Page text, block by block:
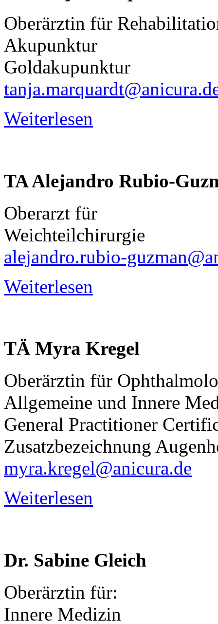
Oberärztin für
Akupunktur
Goldakupunktur
Weiterlesen
TAAlejandro Rubio-
Oberarzt für
Weichteilchirurgie
alejandro.rubio-
Weiterlesen
TÄ Myra Kregel
Oberärztin für
Allgemeine und Innere
General Practitioner
Zusatzbezeichnung
myra.kregel@anicura.de
Weiterlesen
Dr. Sabine Gleich
Oberärztin für:
Innere Medizin